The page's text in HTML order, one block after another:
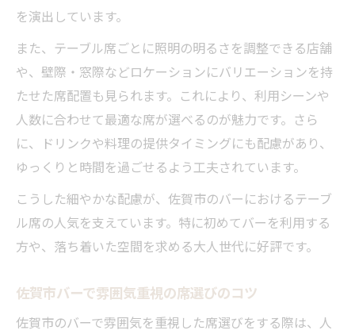
を演出しています。
また、テーブル席ごとに照明の明るさを調整できる店舗
や、壁際・窓際などロケーションにバリエーションを持
たせた席配置も見られます。これにより、利用シーンや
人数に合わせて最適な席が選べるのが魅力です。さら
に、ドリンクや料理の提供タイミングにも配慮があり、
ゆっくりと時間を過ごせるよう工夫されています。
こうした細やかな配慮が、佐賀市のバーにおけるテーブ
ル席の人気を支えています。特に初めてバーを利用する
方や、落ち着いた空間を求める大人世代に好評です。
佐賀市バーで雰囲気重視の席選びのコツ
佐賀市のバーで雰囲気を重視した席選びをする際は、人